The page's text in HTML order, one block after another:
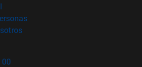
(abre en nueva ventana)
(abre en nueva ventana)
00